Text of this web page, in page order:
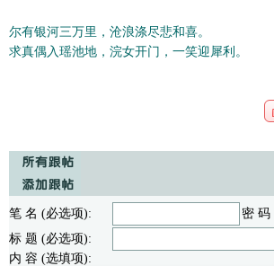
尔有银河三万里，沧浪涤尽悲和喜。
求真偶入瑶池地，浣女开门，一笑迎犀利。
笔 名 (必选项):
密 码
标 题 (必选项):
内 容 (选填项):